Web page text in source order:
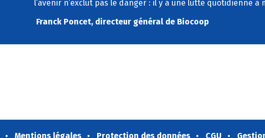
l’avenir n’exclut pas le danger : il y a une lutte quotidienne à
Franck Poncet, directeur général de Biocoop
Mentions légales Protection des données CGU